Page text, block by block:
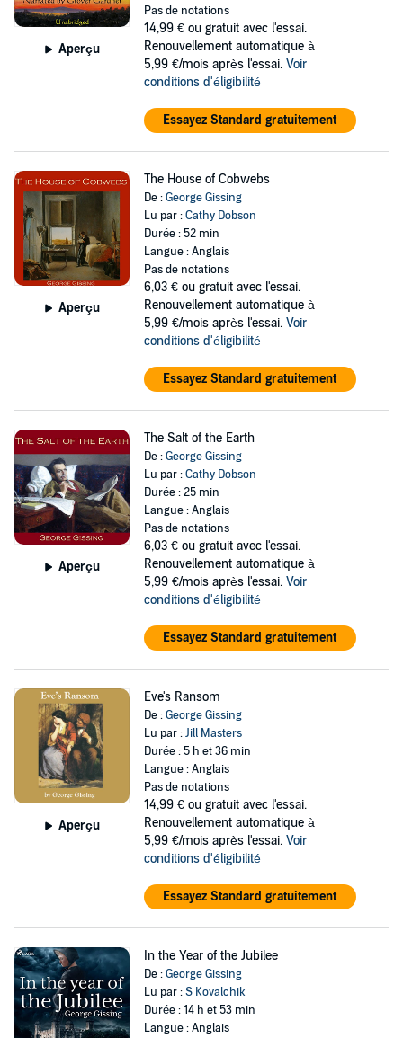
Aperçu
Pas de notations
14,99 € ou gratuit avec l'essai.
Renouvellement automatique à
5,99 €/mois après l'essai. Voir
conditions d'éligibilité
Essayez Standard gratuitement
Aperçu
The House of Cobwebs
De :George Gissing
Lu par :Cathy Dobson
Durée : 52 min
Langue : Anglais
Pas de notations
6,03 € ou gratuit avec l'essai.
Renouvellement automatique à
5,99 €/mois après l'essai. Voir
conditions d'éligibilité
Essayez Standard gratuitement
Aperçu
The Salt of the Earth
De :George Gissing
Lu par :Cathy Dobson
Durée : 25 min
Langue : Anglais
Pas de notations
6,03 € ou gratuit avec l'essai.
Renouvellement automatique à
5,99 €/mois après l'essai. Voir
conditions d'éligibilité
Essayez Standard gratuitement
Aperçu
Eve's Ransom
De :George Gissing
Lu par :Jill Masters
Durée : 5 h et 36 min
Langue : Anglais
Pas de notations
14,99 € ou gratuit avec l'essai.
Renouvellement automatique à
5,99 €/mois après l'essai. Voir
conditions d'éligibilité
Essayez Standard gratuitement
In the Year of the Jubilee
De :George Gissing
Lu par :S Kovalchik
Durée : 14 h et 53 min
Langue : Anglais